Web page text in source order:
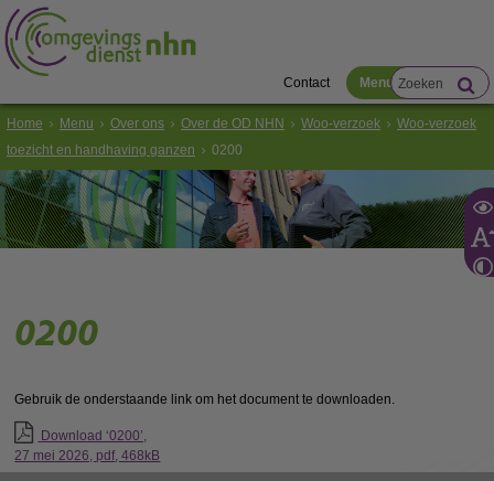
Contact Menu
Home Menu Over ons Over de OD NHN Woo-verzoek
Woo-verzoek
toezicht en handhaving ganzen
0200
0200
Gebruik de onderstaande link om het document te downloaden.
Download ‘0200’,
27 mei 2026, pdf, 468kB